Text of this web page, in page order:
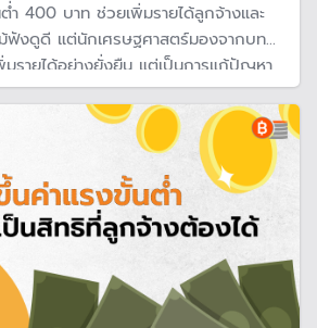
ำ 400 บาท ช่วยเพิ่มรายได้ลูกจ้างและ
ฟังดูดี แต่นักเศรษฐศาสตร์มองจากบท
มรายได้อย่างยั่งยืน แต่เป็นการแก้ปัญหา
ะยาวต้องพัฒนาทักษะแรงงาน เพื่อดึงดูด
เดือนที่สูง